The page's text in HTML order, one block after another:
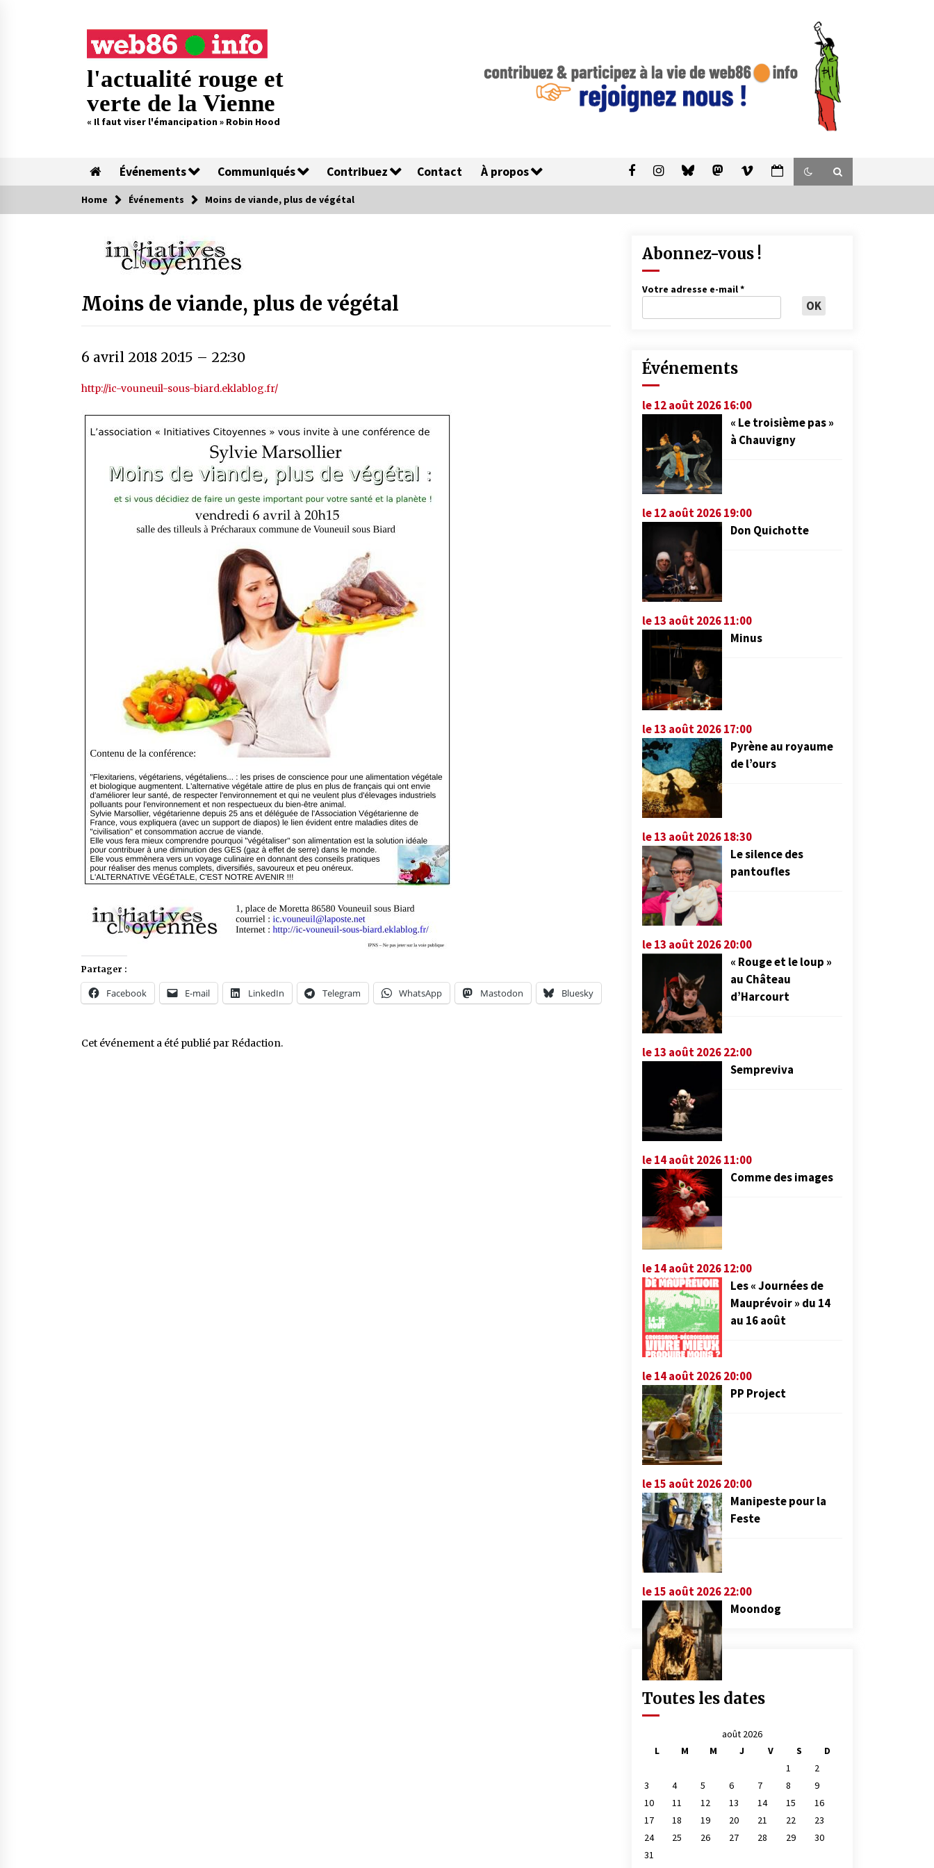
l'actualité rouge et
verte de la Vienne
« Il faut viser l'émancipation » Robin Hood
Événements Communiqués Contribuez Contact À propos
Home Événements Moins de viande, plus de végétal
Moins de viande, plus de végétal
6 avril 2018 20:15 – 22:30
http://ic-vouneuil-sous-biard.eklablog.fr/
Partager :
Facebook E-mail LinkedIn Telegram WhatsApp Mastodon Bluesky
Cet événement a été publié parRédaction.
Abonnez-vous !
Votre adresse e-mail*
Événements
le 12 août 2026 16:00
« Le troisième pas »
à Chauvigny
le 12 août 2026 19:00
Don Quichotte
le 13 août 2026 11:00
Minus
le 13 août 2026 17:00
Pyrène au royaume
de l’ours
le 13 août 2026 18:30
Le silence des
pantoufles
le 13 août 2026 20:00
« Rouge et le loup »
au Château
d’Harcourt
le 13 août 2026 22:00
Sempreviva
le 14 août 2026 11:00
Comme des images
le 14 août 2026 12:00
Les « Journées de
Mauprévoir » du 14
au 16 août
le 14 août 2026 20:00
PP Project
le 15 août 2026 20:00
Manipeste pour la
Feste
le 15 août 2026 22:00
Moondog
Toutes les dates
août 2026
L
M M J V S
D
1
2
3
4 5 6 7 8
9
10
11 12 13 14 15
16
17
18 19 20 21 22
23
24
25 26 27 28 29
30
31